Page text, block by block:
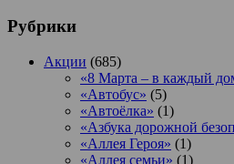
Рубрики
Акции (685)
«8 Марта – в каждый
«Автобус» (5)
«Автоёлка» (1)
«Азбука дорожной
«Аллея Героя» (1)
«Аллея семьи» (1)